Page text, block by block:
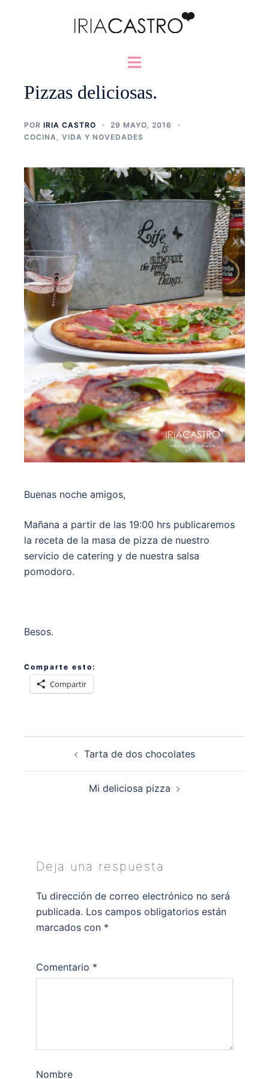
Alternar
Pizzas deliciosas.
POR IRIA CASTRO
29 MAYO, 2016
COCINA
VIDA Y NOVEDADES
Buenas noche amigos,
Mañana a partir de las 19:00 hrs publicaremos
la receta de la masa de pizza de nuestro
servicio de catering y de nuestra salsa
pomodoro.
Besos.
Comparte esto:
Compartir
entradas
Tarta de dos chocolates
Mi deliciosa pizza
Deja una respuesta
Tu dirección de correo electrónico no será
publicada. Los campos obligatorios están
marcados con *
Comentario *
Nombre